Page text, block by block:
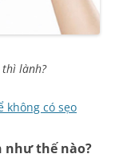
lành?
không có sẹo
như thế nào?